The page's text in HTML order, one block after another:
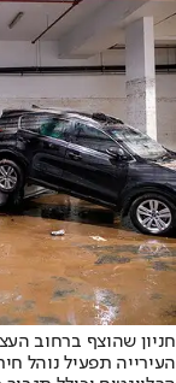
חניון שהוצף ברחוב
העירייה תפעיל נוהל